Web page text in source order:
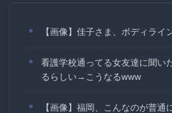
【画像】佳子さま、ボディラ
看護学校通ってる女友達に聞い
るらしい→こうなるwww
【画像】福岡、こんなのが普通